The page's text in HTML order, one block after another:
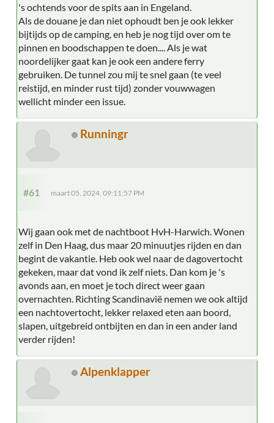
's ochtends voor de spits aan in Engeland.
Als de douane je dan niet ophoudt ben je ook lekker
bijtijds op de camping, en heb je nog tijd over om te
pinnen en boodschappen te doen.... Als je wat
noordelijker gaat kan je ook een andere ferry
gebruiken. De tunnel zou mij te snel gaan (te veel
reistijd, en minder rust tijd) zonder vouwwagen
wellicht minder een issue.
Runningr
#61 maart 05, 2024, 09:11:57 PM
Wij gaan ook met de nachtboot HvH-Harwich. Wonen
zelf in Den Haag, dus maar 20 minuutjes rijden en dan
begint de vakantie. Heb ook wel naar de dagovertocht
gekeken, maar dat vond ik zelf niets. Dan kom je 's
avonds aan, en moet je toch direct weer gaan
overnachten. Richting Scandinavië nemen we ook altijd
een nachtovertocht, lekker relaxed eten aan boord,
slapen, uitgebreid ontbijten en dan in een ander land
verder rijden!
Alpenklapper